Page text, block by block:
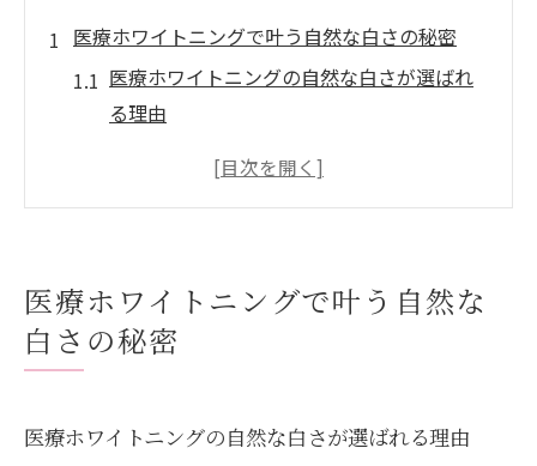
医療ホワイトニングで叶う自然な白さの秘密
医療ホワイトニングの自然な白さが選ばれ
る理由
美しい歯の白さを引き出す医療ホワイトニ
医療ホワイトニングと岡山県での人気の背
景
医療ホワイトニングで叶う自然な
白さの秘密
医療ホワイトニングの自然な白さが選ばれる理由